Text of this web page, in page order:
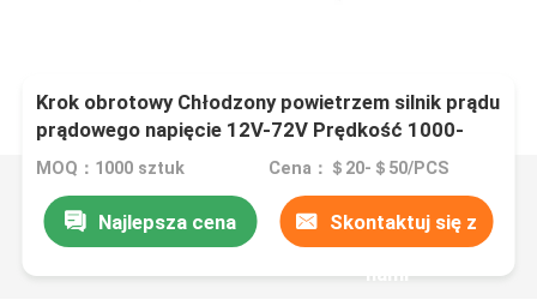
Krok obrotowy Chłodzony powietrzem silnik prądu
prądowego napięcie 12V-72V Prędkość 1000-
3600 obr./min dla zastosowań przemysłowych
MOQ：1000 sztuk Cena：＄20-＄50/PCS
Najlepsza cena Skontaktuj się z
nami